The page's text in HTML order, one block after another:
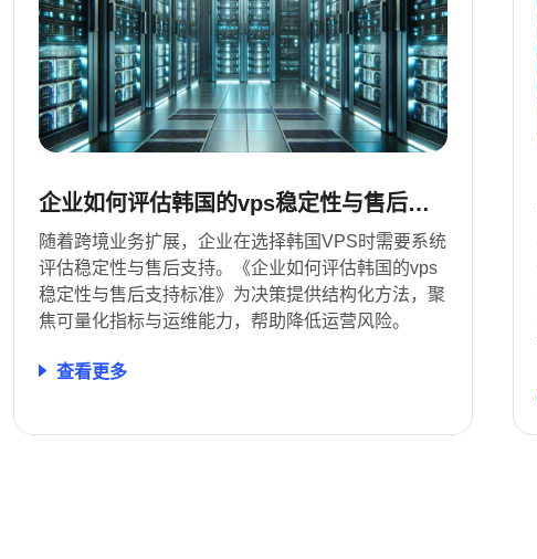
企业如何评估韩国的vps稳定性与售后支
持标准
随着跨境业务扩展，企业在选择韩国VPS时需要系统
评估稳定性与售后支持。《企业如何评估韩国的vps
稳定性与售后支持标准》为决策提供结构化方法，聚
焦可量化指标与运维能力，帮助降低运营风险。
查看更多